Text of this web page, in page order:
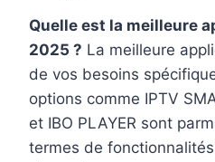
Quelle est la meilleure
2025 ? La meilleure
de vos besoins
options comme IPTV
et IBO PLAYER sont
termes de